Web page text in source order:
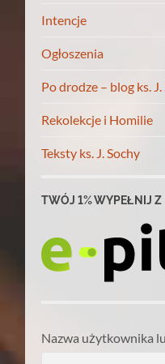
Intencje
Ogłoszenia
Po drodze – blog ks. J.
Rekolekcje i Homilie
Teksty ks. J. Sochy
TWÓJ 1% WYPEŁNIJ Z
Nazwa użytkownika